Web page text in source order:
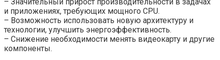
и приложениях, требующих мощного CPU.
– Возможность использовать новую архитектуру и
технологии, улучшить энергоэффективность.
– Снижение необходимости менять видеокарту и другие
компоненты.